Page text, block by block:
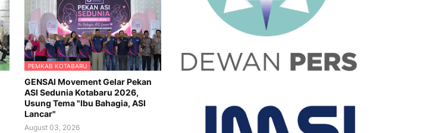
PEMKAB KOTABARU
GENSAI Movement Gelar Pekan
ASI Sedunia Kotabaru 2026,
Usung Tema "Ibu Bahagia, ASI
Lancar"
August 03, 2026